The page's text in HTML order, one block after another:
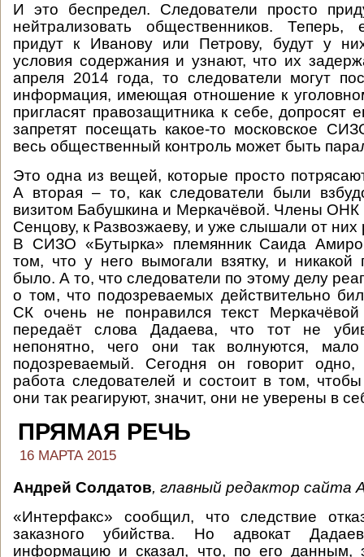
И это беспредел. Следователи просто
нейтрализовать общественников.
придут к Иванову или Петрову, будут у
условия содержания и узнают, что их
апреля 2014 года, то следователи могут
информация, имеющая отношение к
пригласят правозащитника к себе, допросят
запретят посещать какое-то московское
весь общественный контроль может быть
Это одна из вещей, которые просто
А вторая – то, как следователи были
визитом Бабушкина и Меркачёвой. Члены ОНК
Сенцову, к Развозжаеву, и уже слышали от них
В СИЗО «Бутырка» племянник Саида
том, что у него вымогали взятку, и никакой
было. А то, что следователи по этому делу
о том, что подозреваемых действительно
СК очень не понравился текст
передаёт слова Дадаева, что тот не
непонятно, чего они так волнуются,
подозреваемый. Сегодня он говорит
работа следователей и состоит в том,
они так реагируют, значит, они не уверены в
ПРЯМАЯ РЕЧЬ
16 МАРТА 2015
Андрей Солдатов, главный редактор сайта
«Интерфакс» сообщил, что следствие
заказного убийства. Но адвокат
информацию и сказал, что, по его данным,